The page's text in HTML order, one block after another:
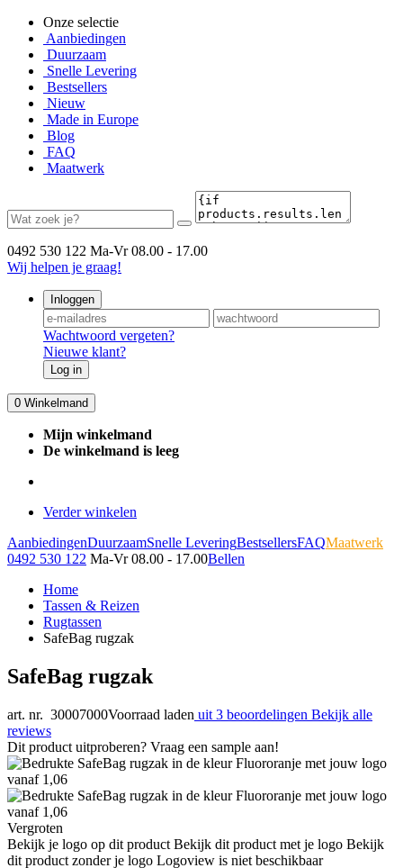
Onze selectie
Aanbiedingen
Duurzaam
Snelle Levering
Bestsellers
Nieuw
Made in Europe
Blog
FAQ
Maatwerk
0492 530 122 Ma-Vr 08.00 - 17.00
Wij helpen je graag!
Inloggen
Wachtwoord vergeten?
Nieuwe klant?
Log in
0 Winkelmand
Mijn winkelmand
De winkelmand is leeg
Verder winkelen
AanbiedingenDuurzaamSnelle LeveringBestsellersFAQMaatwerk
0492 530 122 Ma-Vr 08.00 - 17.00Bellen
Home
Tassen & Reizen
Rugtassen
SafeBag rugzak
SafeBag rugzak
art. nr. 30007000Voorraad laden uit 3 beoordelingen Bekijk alle
reviews
Dit product uitproberen? Vraag een sample aan!
Vergroten
Bekijk je logo op dit product Bekijk dit product met je logo Bekijk
dit product zonder je logo Logoview is niet beschikbaar